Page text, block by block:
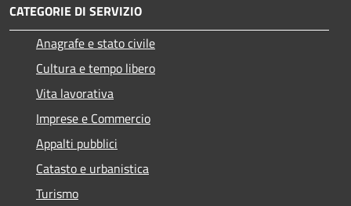
CATEGORIE DI SERVIZIO
Anagrafe e stato civile
Cultura e tempo libero
Vita lavorativa
Imprese e Commercio
Appalti pubblici
Catasto e urbanistica
Turismo